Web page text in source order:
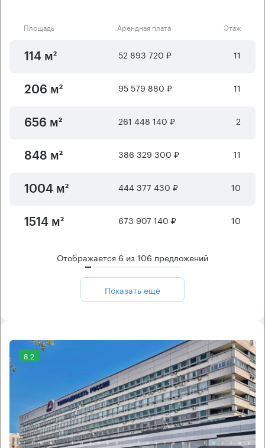
Площадь Арендная плата Этаж
114 м² 52 893 720 ₽ 11
206 м² 95 579 880 ₽ 11
656 м² 261 448 140 ₽ 2
848 м² 386 329 300 ₽ 11
1004 м² 444 377 430 ₽ 10
1514 м² 673 907 140 ₽ 10
Отображается 6 из106 предложений
Показать ещё
8.2